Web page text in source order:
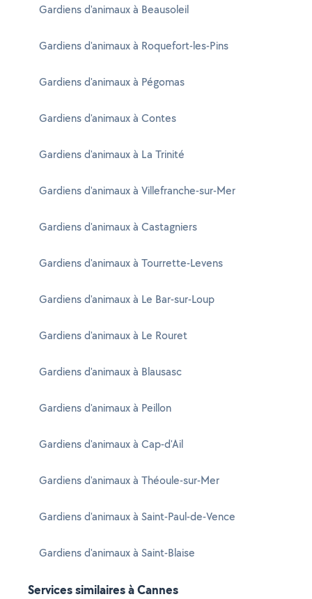
Gardiens d'animaux à Beausoleil
Gardiens d'animaux à Roquefort-les-Pins
Gardiens d'animaux à Pégomas
Gardiens d'animaux à Contes
Gardiens d'animaux à La Trinité
Gardiens d'animaux à Villefranche-sur-Mer
Gardiens d'animaux à Castagniers
Gardiens d'animaux à Tourrette-Levens
Gardiens d'animaux à Le Bar-sur-Loup
Gardiens d'animaux à Le Rouret
Gardiens d'animaux à Blausasc
Gardiens d'animaux à Peillon
Gardiens d'animaux à Cap-d'Ail
Gardiens d'animaux à Théoule-sur-Mer
Gardiens d'animaux à Saint-Paul-de-Vence
Gardiens d'animaux à Saint-Blaise
Services similaires à Cannes